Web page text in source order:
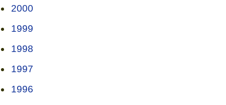
2000
1999
1998
1997
1996